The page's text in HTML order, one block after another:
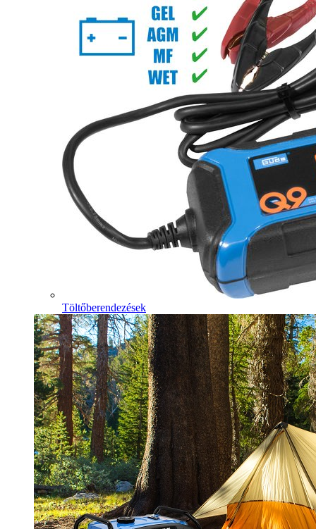
Töltőberendezések